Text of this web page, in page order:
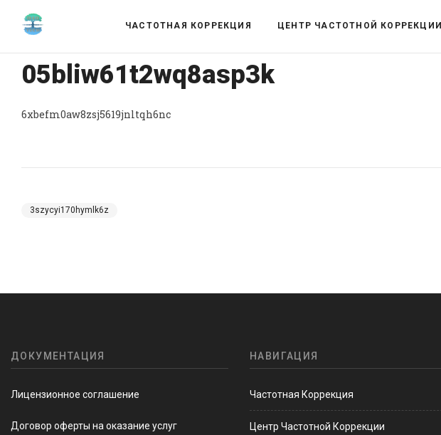
ЧАСТОТНАЯ КОРРЕКЦИЯ ЦЕНТР ЧАСТОТНОЙ КОРРЕКЦИИ
05bliw61t2wq8asp3k
6xbefm0aw8zsj5619jnltqh6nc
3szycyi170hymlk6z
ДОКУМЕНТАЦИЯ
Лицензионное соглашение
Договор оферты на оказание услуг
НАВИГАЦИЯ
Частотная Коррекция
Центр Частотной Коррекции